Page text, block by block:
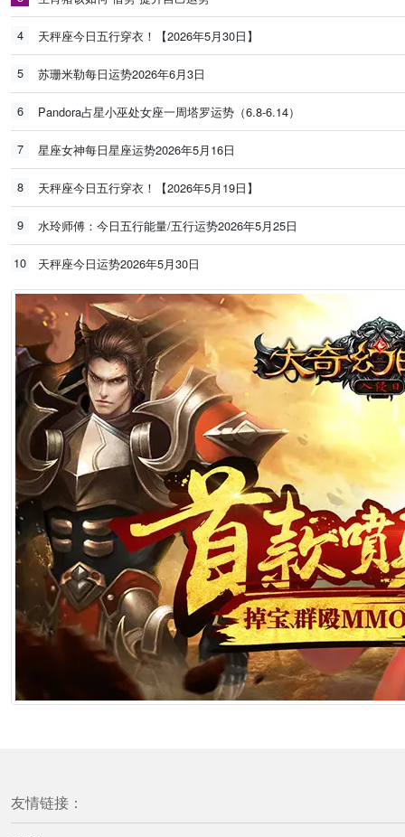
4 天秤座今日五行穿衣！【2026年5月30日】
5 苏珊米勒每日运势2026年6月3日
6 Pandora占星小巫处女座一周塔罗运势（6.8-6.14）
7 星座女神每日星座运势2026年5月16日
8 天秤座今日五行穿衣！【2026年5月19日】
9 水玲师傅：今日五行能量/五行运势2026年5月25日
10 天秤座今日运势2026年5月30日
友情链接：